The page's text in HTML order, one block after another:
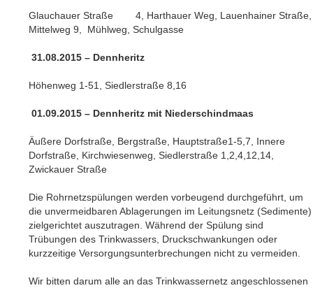
Glauchauer Straße 4, Harthauer Weg, Lauenhainer Straße,
Mittelweg 9, Mühlweg, Schulgasse
31.08.2015 – Dennheritz
Höhenweg 1-51, Siedlerstraße 8,16
01.09.2015 – Dennheritz mit Niederschindmaas
Äußere Dorfstraße, Bergstraße, Hauptstraße1-5,7, Innere
Dorfstraße, Kirchwiesenweg, Siedlerstraße 1,2,4,12,14,
Zwickauer Straße
Die Rohrnetzspülungen werden vorbeugend durchgeführt, um
die unvermeidbaren Ablagerungen im Leitungsnetz (Sedimente)
zielgerichtet auszutragen. Während der Spülung sind
Trübungen des Trinkwassers, Druckschwankungen oder
kurzzeitige Versorgungsunterbrechungen nicht zu vermeiden.
Wir bitten darum alle an das Trinkwassernetz angeschlossenen